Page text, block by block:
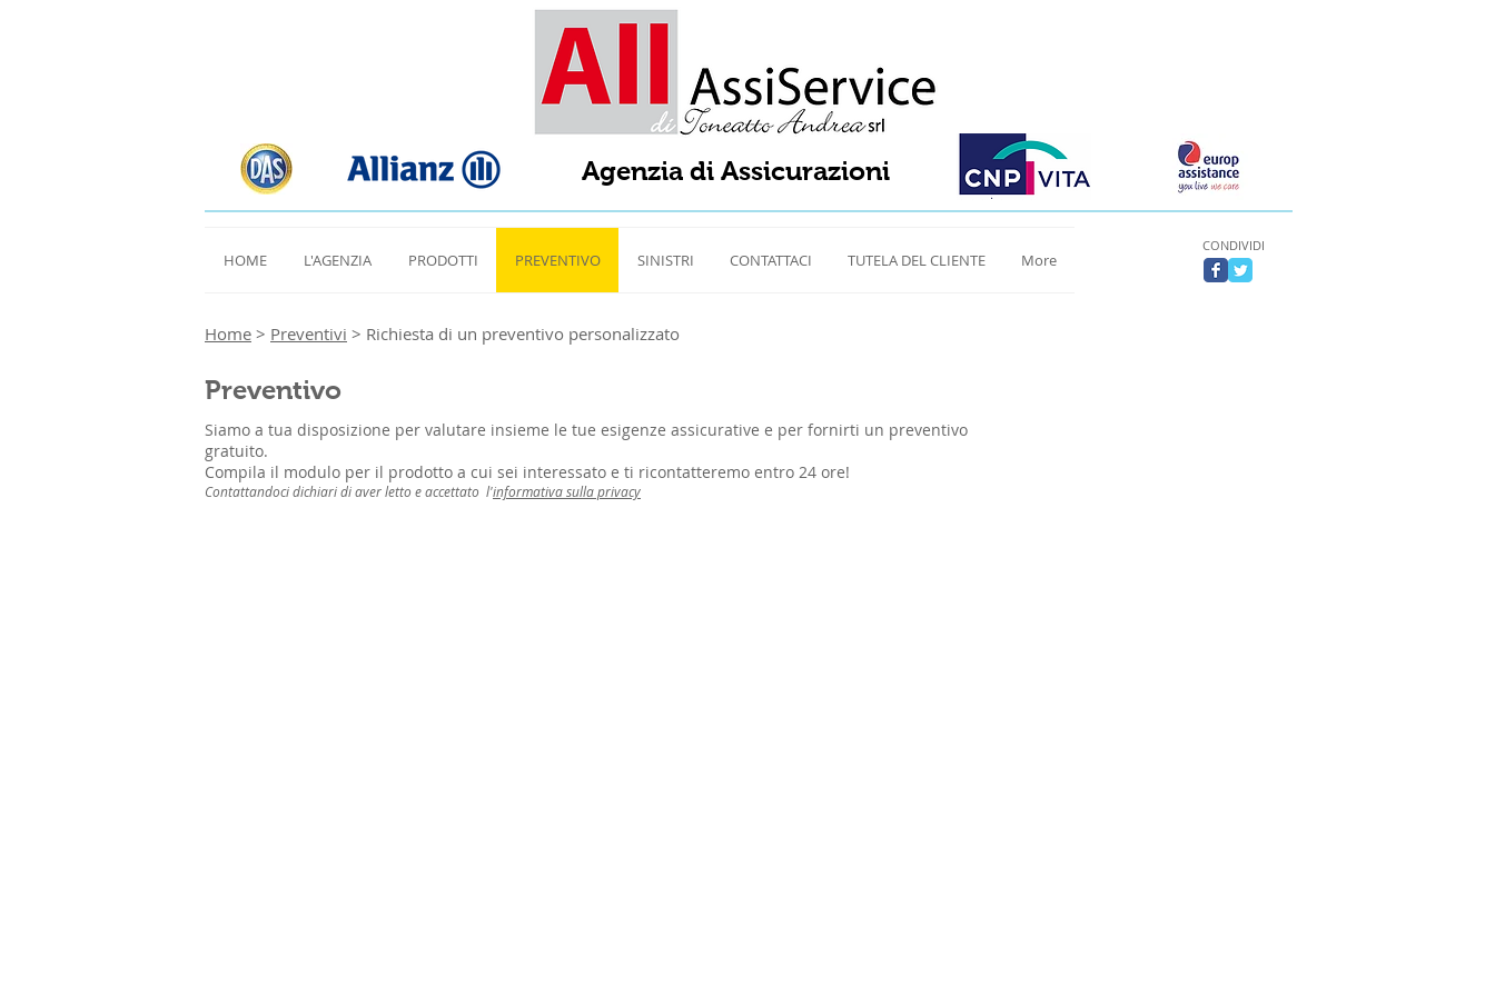
Agenzia di Assicurazioni
HOME L'AGENZIA PRODOTTI PREVENTIVO SINISTRI CONTATTACI TUTELA DEL CLIENTE More
CONDIVIDI
Home > Preventivi > Richiesta di un preventivo personalizzato
Preventivo
Siamo a tua disposizione per valutare insieme le tue esigenze assicurative e per fornirti un preventivo
gratuito.
Compila il modulo per il prodotto a cui sei interessato e ti ricontatteremo entro 24 ore!
Contattandoci dichiari di aver letto e accettato l'informativa sulla privacy